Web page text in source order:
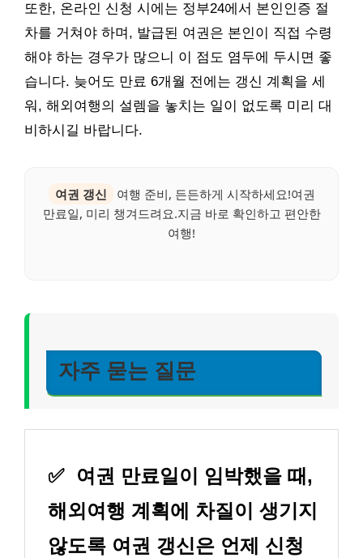
또한, 온라인 신청 시에는 정부24에서 본인인증 절
차를 거쳐야 하며, 발급된 여권은 본인이 직접 수령
해야 하는 경우가 많으니 이 점도 염두에 두시면 좋
습니다. 늦어도 만료 6개월 전에는 갱신 계획을 세
워, 해외여행의 설렘을 놓치는 일이 없도록 미리 대
비하시길 바랍니다.
여권 갱신
여행 준비, 든든하게 시작하세요!여권
만료일, 미리 챙겨드려요.지금 바로 확인하고 편안한
여행!
자주 묻는 질문
✅
여권 만료일이 임박했을 때,
해외여행 계획에 차질이 생기지
않도록 여권 갱신은 언제 신청